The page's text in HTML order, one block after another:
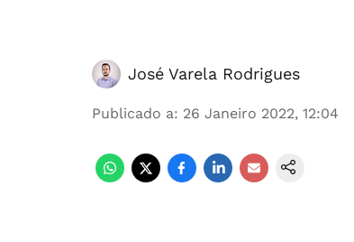
José Varela Rodrigues
Publicado a: 26 Janeiro 2022, 12:04